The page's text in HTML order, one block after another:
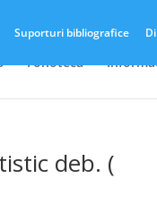
Suporturi bibliografice
Fonotecă
deb. (